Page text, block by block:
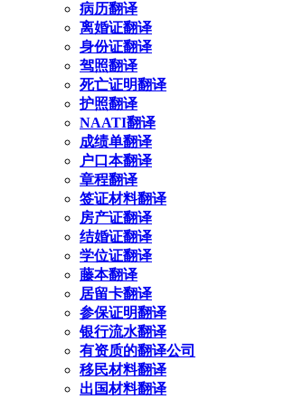
病历翻译
离婚证翻译
身份证翻译
驾照翻译
死亡证明翻译
护照翻译
NAATI翻译
成绩单翻译
户口本翻译
章程翻译
签证材料翻译
房产证翻译
结婚证翻译
学位证翻译
藤本翻译
居留卡翻译
参保证明翻译
银行流水翻译
有资质的翻译公司
移民材料翻译
出国材料翻译